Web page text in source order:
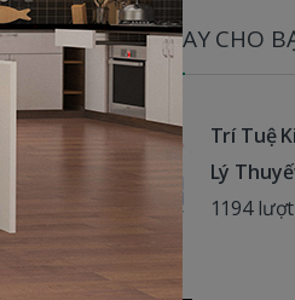
SÁCH HAY CHO
Trí Tuệ
Lý
1194